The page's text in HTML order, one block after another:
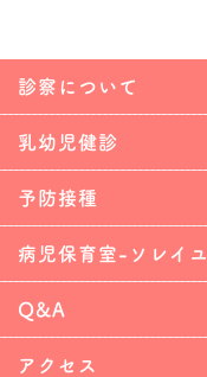
診察について
乳幼児健診
予防接種
病児保育室-ソレイユ
Q&A
アクセス